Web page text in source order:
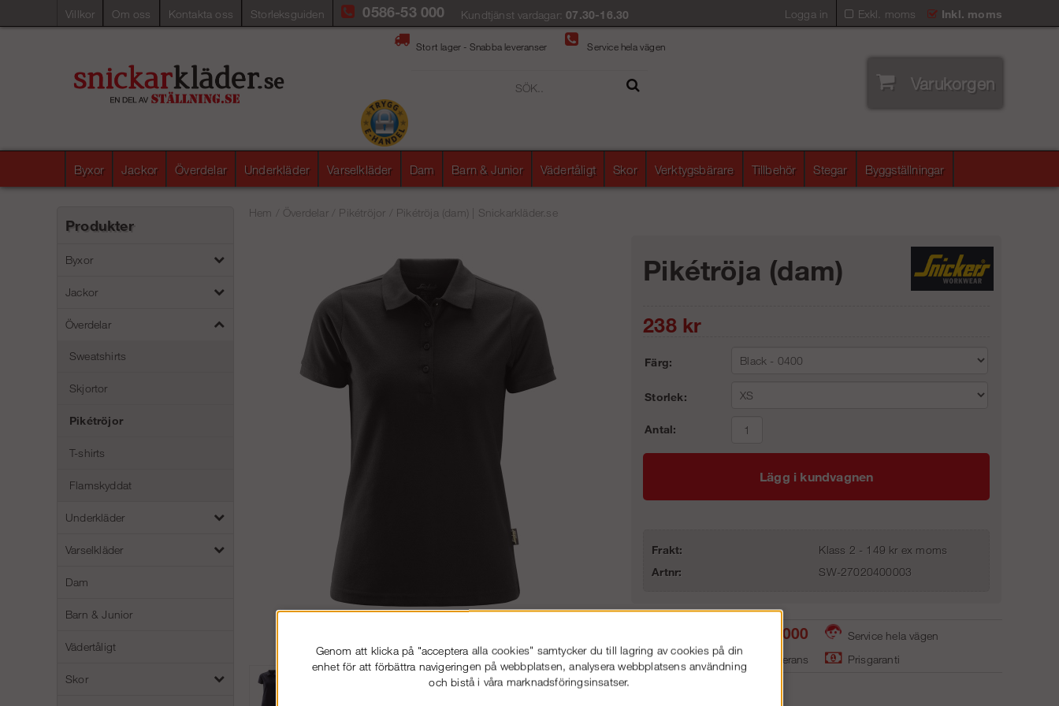
Villkor Om oss Kontakta oss Storleksguiden Exkl. moms Inkl. moms
0586-53 000 Kundtjänst vardagar:07.30-16.30 Logga in
Stort lager - Snabba leveranser Service hela vägen
Varukorgen
Byxor Jackor Överdelar Underkläder Varselkläder Dam Barn & Junior Vädertåligt Skor Verktygsbärare Tillbehör Stegar Byggställningar
Produkter
Byxor
Jackor
Överdelar
Sweatshirts
Skjortor
Pikétröjor
T-shirts
Flamskyddat
Underkläder
Varselkläder
Dam
Barn & Junior
Vädertåligt
Skor
Hem Överdelar/ Pikétröjor Pikétröja (dam) | Snickarkläder.se
Pikétröja Dam
Pikétröja (dam)
238kr
Färg:
Storlek:
Antal:
Lägg i kundvagnen
Frakt:
Klass 2 - 149 kr ex moms
Artnr:
SW-27020400003
0586-53 000
Service hela vägen
Stora lager - snabb leverans
Prisgaranti
Genom att klicka på "acceptera alla cookies" samtycker du till lagring av cookies på din
enhet för att förbättra navigeringen på webbplatsen, analysera webbplatsens användning
och bistå i våra marknadsföringsinsatser.